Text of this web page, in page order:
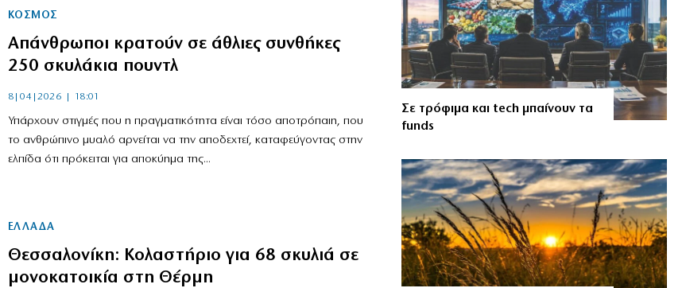
ΚΟΣΜΟΣ
Απάνθρωποι κρατούν σε άθλιες συνθήκες
250 σκυλάκια πουντλ
8|04|2026 | 18:01
Υπάρχουν στιγμές που η πραγματικότητα είναι τόσο αποτρόπαιη, που
το ανθρώπινο μυαλό αρνείται να την αποδεχτεί, καταφεύγοντας στην
ελπίδα ότι πρόκειται για αποκύημα της...
ΕΛΛΑΔΑ
Θεσσαλονίκη: Κολαστήριο για 68 σκυλιά σε
μονοκατοικία στη Θέρμη
Σε τρόφιμα και tech μπαίνουν τα
funds